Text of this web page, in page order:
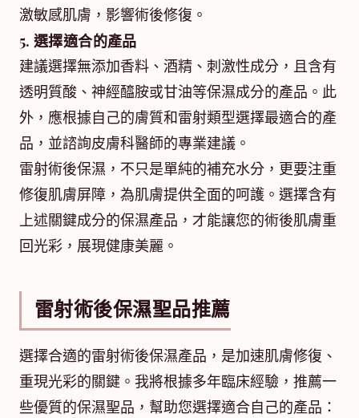
激敏感肌膚，影響術後修復。
5. 選擇適合的產品
建議選擇無添加香料、酒精、刺激性成分，且含有
透明質酸、神經醯胺或甘油等保濕成分的產品。此
外，應根據自己的膚質和雷射類型選擇最適合的產
品，並諮詢皮膚科醫師的專業建議。
雷射術後保濕，不只是單純的補充水分，更要注重
修復肌膚屏障，為肌膚提供全面的呵護。選擇含有
上述關鍵成分的保濕產品，才能讓您的術後肌膚重
回光彩，展現健康美麗。
雷射術後保濕聖品推薦
選擇合適的雷射術後保濕產品，是加速肌膚修復、
重現光彩的關鍵。我將根據多年臨床經驗，推薦一
些優質的保濕聖品，幫助您選擇適合自己的產品：